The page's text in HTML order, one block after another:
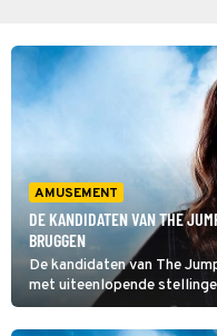
AMUSEMENT
DE KANDIDATEN VAN THE
BRUGGEN
De kandidaten van The
met uiteenlopende
mogen ze door naar het
weg, want de stellingen